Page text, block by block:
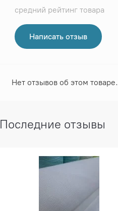
средний рейтинг товара
Написать отзыв
Нет отзывов об этом товаре.
Последние отзывы